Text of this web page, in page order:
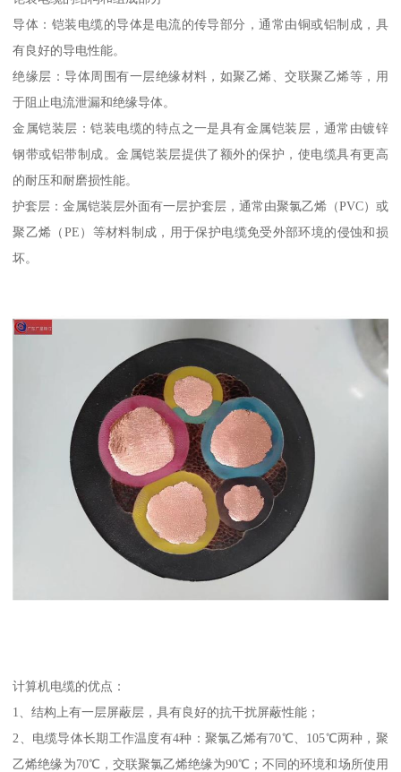
导体：铠装电缆的导体是电流的传导部分，通常由铜或铝制成，具
有良好的导电性能。
绝缘层：导体周围有一层绝缘材料，如聚乙烯、交联聚乙烯等，用
于阻止电流泄漏和绝缘导体。
金属铠装层：铠装电缆的特点之一是具有金属铠装层，通常由镀锌
钢带或铝带制成。金属铠装层提供了额外的保护，使电缆具有更高
的耐压和耐磨损性能。
护套层：金属铠装层外面有一层护套层，通常由聚氯乙烯（PVC）或
聚乙烯（PE）等材料制成，用于保护电缆免受外部环境的侵蚀和损
坏。
计算机电缆的优点：
1、结构上有一层屏蔽层，具有良好的抗干扰屏蔽性能；
2、电缆导体长期工作温度有4种：聚氯乙烯有70℃、105℃两种，聚
乙烯绝缘为70℃，交联聚氯乙烯绝缘为90℃；不同的环境和场所使用